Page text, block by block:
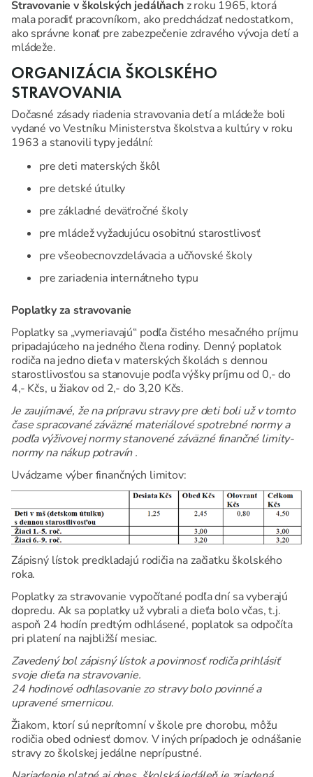
Stravovanie v školských jedálňachz roku 1965, ktorá
mala poradiť pracovníkom, ako predchádzať nedostatkom,
ako správne konať pre zabezpečenie zdravého vývoja detí a
mládeže.
ORGANIZÁCIA ŠKOLSKÉHO
STRAVOVANIA
Dočasné zásady riadenia stravovania detí a mládeže boli
vydané vo Vestníku Ministerstva školstva a kultúry v roku
1963 a stanovili typy jedální:
pre deti materských škôl
pre detské útulky
pre základné deväťročné školy
pre mládež vyžadujúcu osobitnú starostlivosť
pre všeobecnovzdelávacia a učňovské školy
pre zariadenia internátneho typu
Poplatky za stravovanie
Poplatky sa „vymeriavajú“ podľa čistého mesačného príjmu
pripadajúceho na jedného člena rodiny. Denný poplatok
rodiča na jedno dieťa v materských školách s dennou
starostlivosťou sa stanovuje podľa výšky príjmu od 0,- do
4,- Kčs, u žiakov od 2,- do 3,20 Kčs.
Je zaujímavé, že na prípravu stravy pre deti boli už v tomto
čase spracované záväzné materiálové spotrebné normy a
podľa výživovej normy stanovené záväzné finančné limity-
normy na nákup potravín .
Uvádzame výber finančných limitov:
Zápisný lístok predkladajú rodičia na začiatku školského
roka.
Poplatky za stravovanie vypočítané podľa dní sa vyberajú
dopredu. Ak sa poplatky už vybrali a dieťa bolo včas, t.j.
aspoň 24 hodín predtým odhlásené, poplatok sa odpočíta
pri platení na najbližší mesiac.
Zavedený bol zápisný lístok a povinnosť rodiča prihlásiť
svoje dieťa na stravovanie.
24 hodinové odhlasovanie zo stravy bolo povinné a
upravené smernicou.
Žiakom, ktorí sú neprítomní v škole pre chorobu, môžu
rodičia obed odniesť domov. V iných prípadoch je odnášanie
stravy zo školskej jedálne neprípustné.